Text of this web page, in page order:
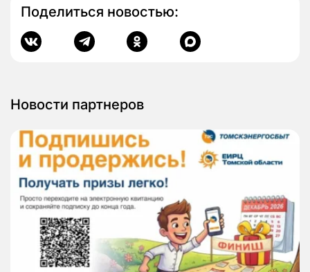
Поделиться новостью:
Новости партнеров